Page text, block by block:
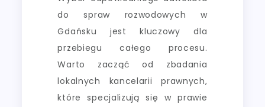
do spraw rozwodowych w
Gdańsku jest kluczowy dla
przebiegu całego procesu.
Warto zacząć od zbadania
lokalnych kancelarii prawnych,
które specjalizują się w prawie